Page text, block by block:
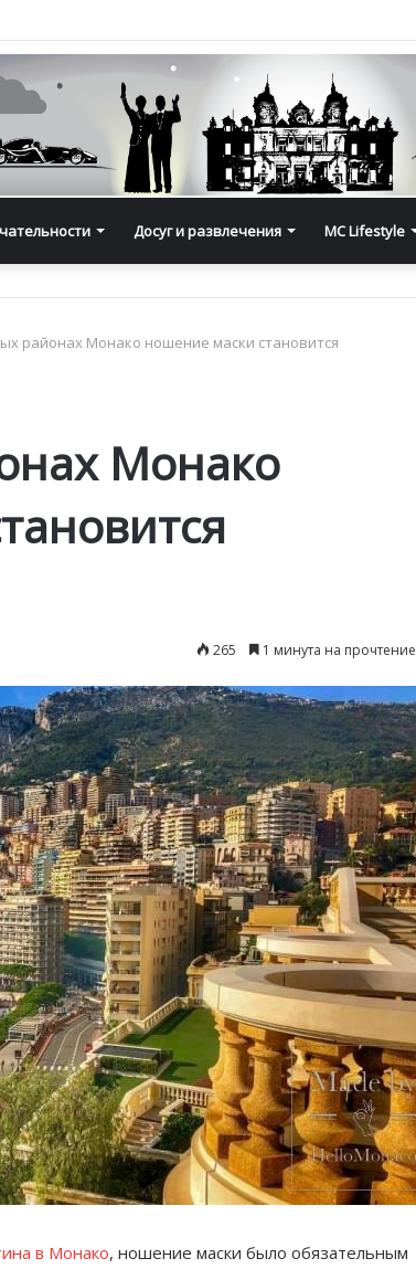
Досуг и развлечения MC Lifestyle
районах Монако ношение маски становится
Монако
265 1 минута на прочтение
в Монако, ношение маски было обязательным